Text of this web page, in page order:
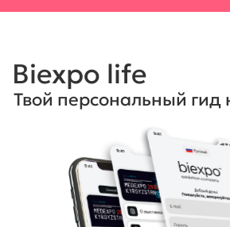
Незаменимый инструмент для
участников и посетителей выставок.
Получите доступ к актуальной
и деловой программе прямо на
вашем телефоне.
подробнее